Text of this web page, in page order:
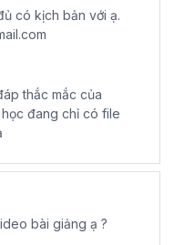
dựng phù hợp với
tích kinh doanh hay
đừng ngần ngại mà
thành công trong
có kịch bản với ạ.
thắc mắc của
đang chỉ có file
bài giảng ạ ?